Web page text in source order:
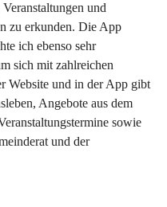
und
zu erkunden. Die App
ich ebenso sehr
sich mit zahlreichen
Website und in der App gibt
Angebote aus dem
sowie
und der